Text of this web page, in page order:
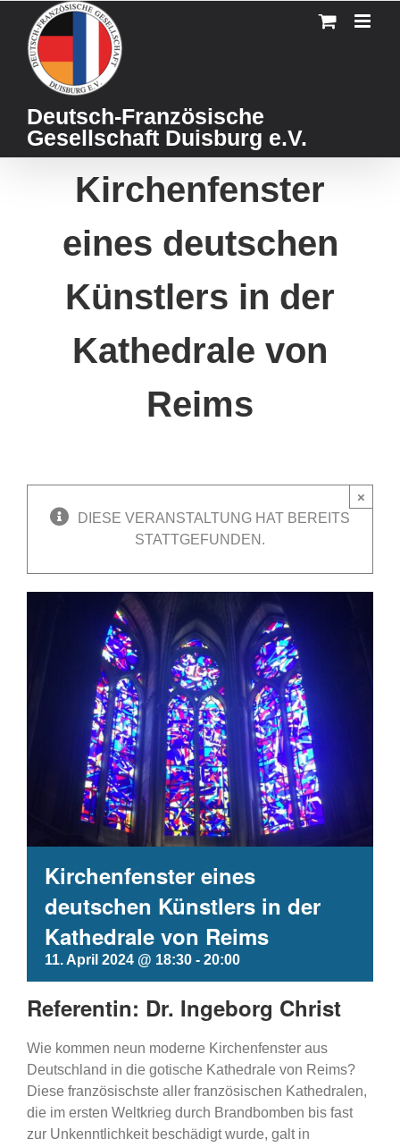
content
Deutsch-Französische
Gesellschaft Duisburg e.V.
Kirchenfenster
eines deutschen
Künstlers in der
Kathedrale von
Reims
DIESE VERANSTALTUNG HAT BEREITS
STATTGEFUNDEN.
×
Kirchenfenster eines
deutschen Künstlers in der
Kathedrale von Reims
11. April 2024 @ 18:30 - 20:00
Referentin: Dr. Ingeborg Christ
Wie kommen neun moderne Kirchenfenster aus
Deutschland in die gotische Kathedrale von Reims?
Diese französischste aller französischen Kathedralen,
die im ersten Weltkrieg durch Brandbomben bis fast
zur Unkenntlichkeit beschädigt wurde, galt in